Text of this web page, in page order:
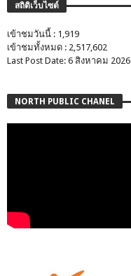
สถิติเว็บไซต์
เข้าชมวันนี้ : 1,919
เข้าชมทั้งหมด : 2,517,602
Last Post Date: 6 สิงหาคม 2026
NORTH PUBLIC CHANEL